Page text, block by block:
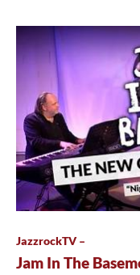
JazzrockTV –
Jam In The